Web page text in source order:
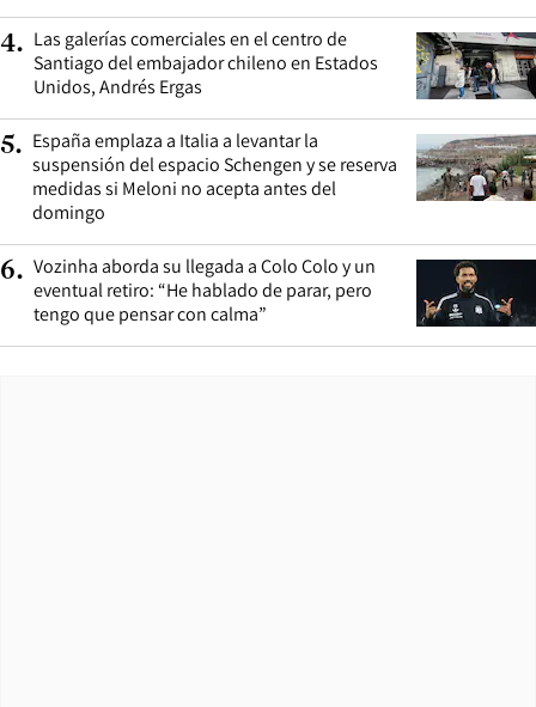
4. Las galerías comerciales en el centro de
Santiago del embajador chileno en Estados
Unidos, Andrés Ergas
5. España emplaza a Italia a levantar la
suspensión del espacio Schengen y se reserva
medidas si Meloni no acepta antes del
domingo
6. Vozinha aborda su llegada a Colo Colo y un
eventual retiro: “He hablado de parar, pero
tengo que pensar con calma”